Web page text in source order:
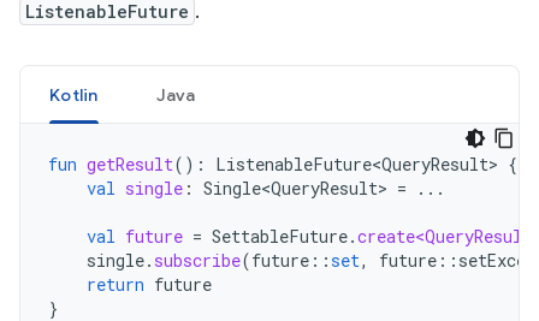
ListenableFuture .
Kotlin Java
fun getResult(): ListenableFuture<QueryResult> {
val single : Single<QueryResult> = ...
val future = SettableFuture.
single. subscribe(future ::set, future ::
return future
}